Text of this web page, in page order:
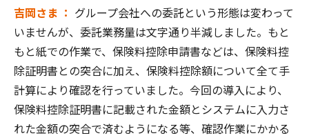
吉岡さま ： グループ会社への委託という形態は変わって
いませんが、委託業務量は文字通り半減しました。もと
もと紙での作業で、保険料控除申請書などは、保険料控
除証明書との突合に加え、保険料控除額について全て手
計算により確認を行っていました。今回の導入により、
保険料控除証明書に記載された金額とシステムに入力さ
れた金額の突合で済むようになる等、確認作業にかかる